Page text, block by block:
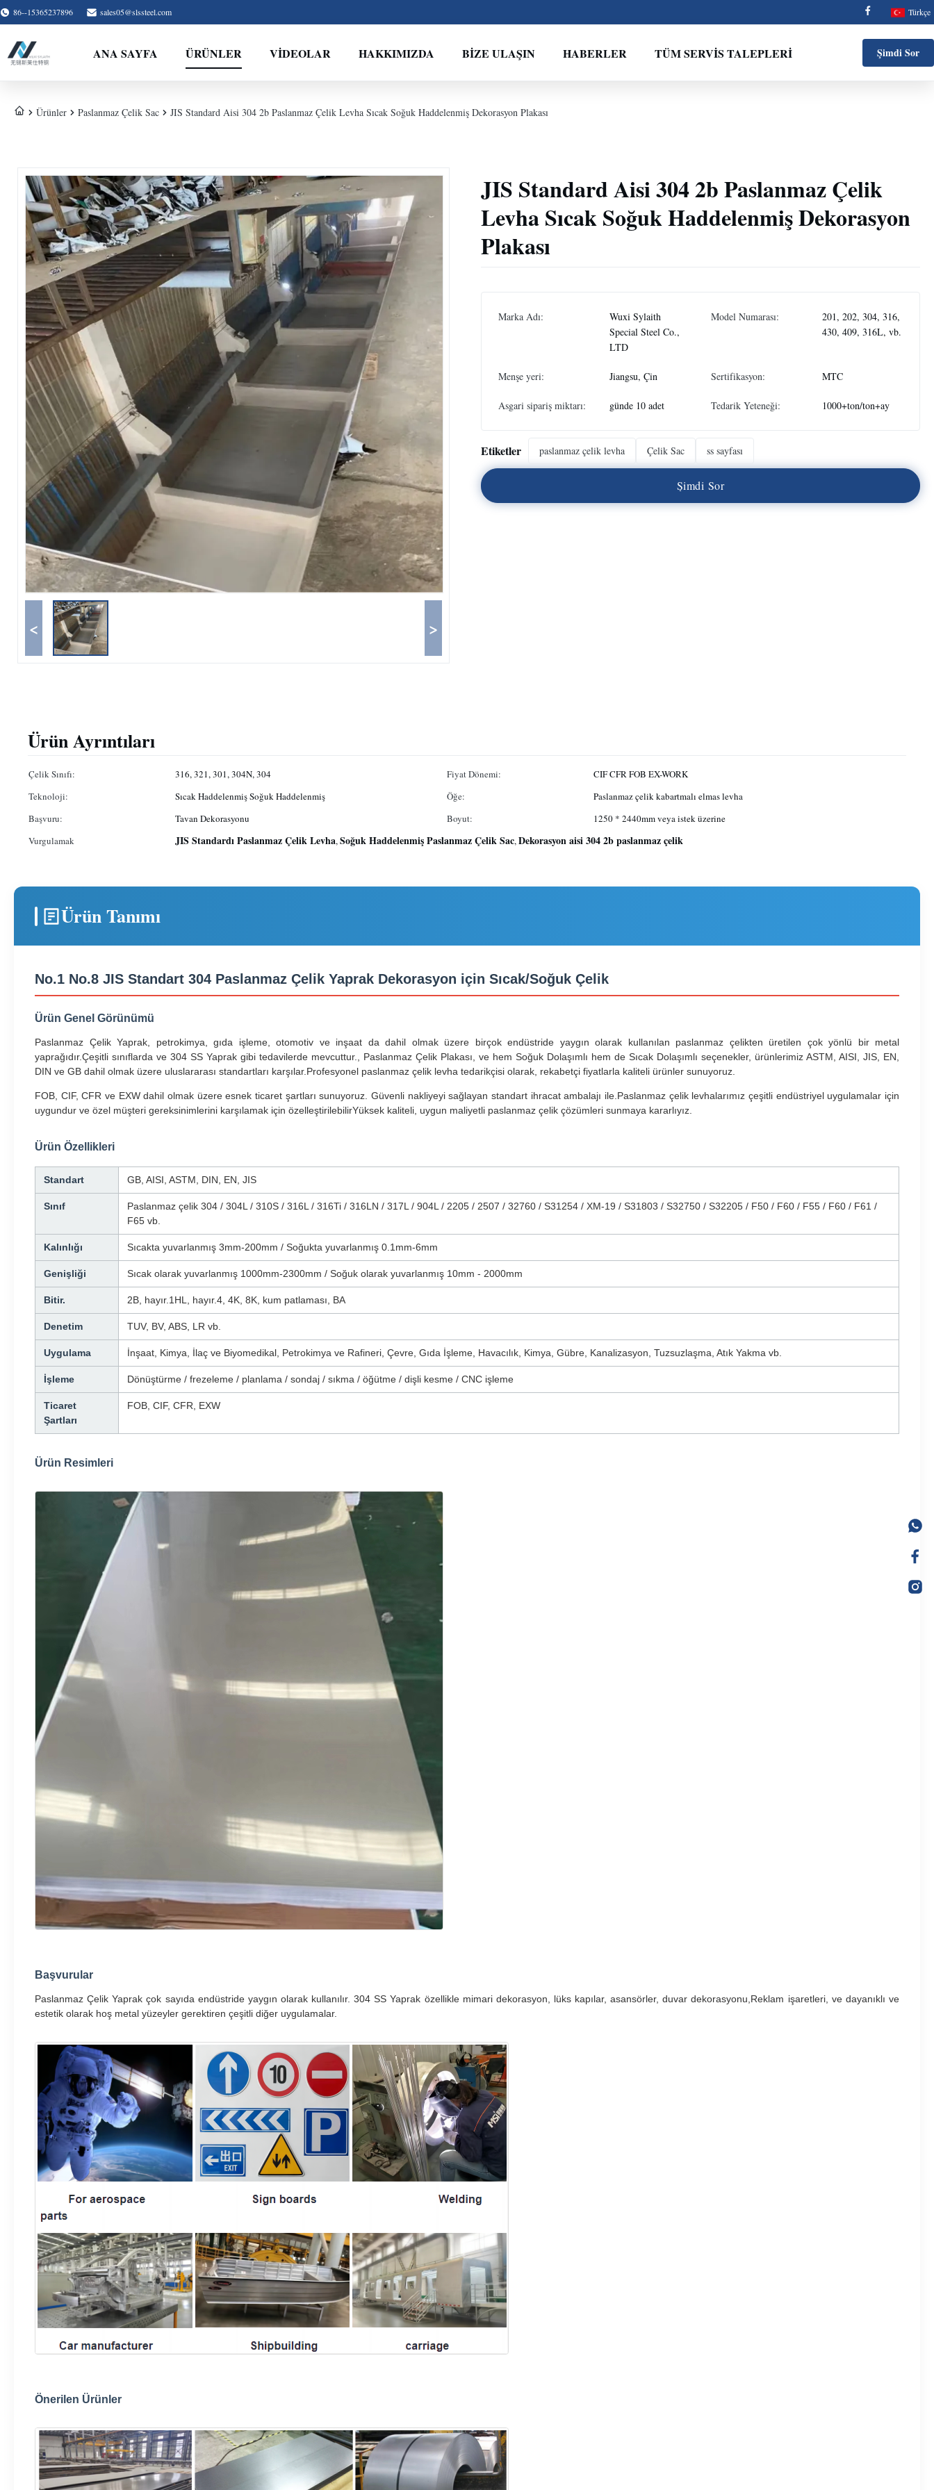
86--15365237896 sales05@slssteel.com Türkçe
ANA SAYFA ÜRÜNLER VİDEOLAR HAKKIMIZDA BIZE ULAŞIN HABERLER TÜM SERVIS TALEPLERI Şimdi Sor
Ürünler Paslanmaz Çelik Sac JIS Standard Aisi 304 2b Paslanmaz Çelik Levha Sıcak Soğuk Haddelenmiş Dekorasyon Plakası
< >
JIS Standard Aisi 304 2b Paslanmaz Çelik
Levha Sıcak Soğuk Haddelenmiş Dekorasyon
Plakası
Marka Adı:
Wuxi Sylaith
Special Steel Co.,
LTD
Model Numarası:
201, 202, 304, 316,
430, 409, 316L, vb.
Menşe yeri: Jiangsu, Çin Sertifikasyon: MTC
Asgari sipariş miktarı: günde 10 adet Tedarik Yeteneği: 1000+ton/ton+ay
Etiketler paslanmaz çelik levha Çelik Sac ss sayfası
Şimdi Sor
Ürün Ayrıntıları
Çelik Sınıfı: 316, 321, 301, 304N, 304 Fiyat Dönemi:
CIF CFR FOB EX-WORK
Teknoloji:
Sıcak Haddelenmiş Soğuk Haddelenmiş Öğe:
Paslanmaz çelik kabartmalı elmas levha
Başvuru:
Tavan Dekorasyonu Boyut:
1250 * 2440mm veya istek üzerine
Vurgulamak
JIS Standardı Paslanmaz Çelik Levha,Soğuk Haddelenmiş Paslanmaz Çelik Sac,Dekorasyon aisi 304 2b paslanmaz çelik
Ürün Tanımı
No.1 No.8 JIS Standart 304 Paslanmaz Çelik Yaprak Dekorasyon için Sıcak/Soğuk Çelik
Ürün Genel Görünümü
Paslanmaz Çelik Yaprak, petrokimya, gıda işleme, otomotiv ve inşaat da dahil olmak üzere birçok endüstride yaygın olarak kullanılan paslanmaz çelikten üretilen çok yönlü bir metal
yaprağıdır.Çeşitli sınıflarda ve 304 SS Yaprak gibi tedavilerde mevcuttur., Paslanmaz Çelik Plakası, ve hem Soğuk Dolaşımlı hem de Sıcak Dolaşımlı seçenekler, ürünlerimiz ASTM, AISI, JIS, EN,
DIN ve GB dahil olmak üzere uluslararası standartları karşılar.Profesyonel paslanmaz çelik levha tedarikçisi olarak, rekabetçi fiyatlarla kaliteli ürünler sunuyoruz.
FOB, CIF, CFR ve EXW dahil olmak üzere esnek ticaret şartları sunuyoruz. Güvenli nakliyeyi sağlayan standart ihracat ambalajı ile.Paslanmaz çelik levhalarımız çeşitli endüstriyel uygulamalar için
uygundur ve özel müşteri gereksinimlerini karşılamak için özelleştirilebilirYüksek kaliteli, uygun maliyetli paslanmaz çelik çözümleri sunmaya kararlıyız.
Ürün Özellikleri
Standart GB, AISI, ASTM, DIN, EN, JIS
Sınıf
Paslanmaz çelik 304 / 304L / 310S / 316L / 316Ti / 316LN / 317L / 904L / 2205 / 2507 / 32760 / S31254 / XM-19 / S31803 / S32750 / S32205 / F50 / F60 / F55 / F60 / F61 /
F65 vb.
Kalınlığı Sıcakta yuvarlanmış 3mm-200mm / Soğukta yuvarlanmış 0.1mm-6mm
Genişliği Sıcak olarak yuvarlanmış 1000mm-2300mm / Soğuk olarak yuvarlanmış 10mm - 2000mm
Bitir. 2B, hayır.1HL, hayır.4, 4K, 8K, kum patlaması, BA
Denetim TUV, BV, ABS, LR vb.
Uygulama İnşaat, Kimya, İlaç ve Biyomedikal, Petrokimya ve Rafineri, Çevre, Gıda İşleme, Havacılık, Kimya, Gübre, Kanalizasyon, Tuzsuzlaşma, Atık Yakma vb.
İşleme Dönüştürme / frezeleme / planlama / sondaj / sıkma / öğütme / dişli kesme / CNC işleme
Ticaret
Şartları
FOB, CIF, CFR, EXW
Ürün Resimleri
Başvurular
Paslanmaz Çelik Yaprak çok sayıda endüstride yaygın olarak kullanılır. 304 SS Yaprak özellikle mimari dekorasyon, lüks kapılar, asansörler, duvar dekorasyonu,Reklam işaretleri, ve dayanıklı ve
estetik olarak hoş metal yüzeyler gerektiren çeşitli diğer uygulamalar.
Önerilen Ürünler